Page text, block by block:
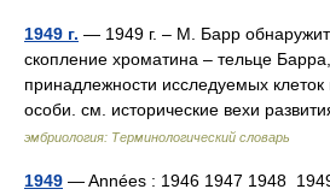
1949 г. — 1949 г. – М. Барр
скопление хроматина – тельце
принадлежности исследуемых клеток
особи. см. исторические вехи
эмбриология: Терминологический словарь
1949 — Années : 1946 1947 1948